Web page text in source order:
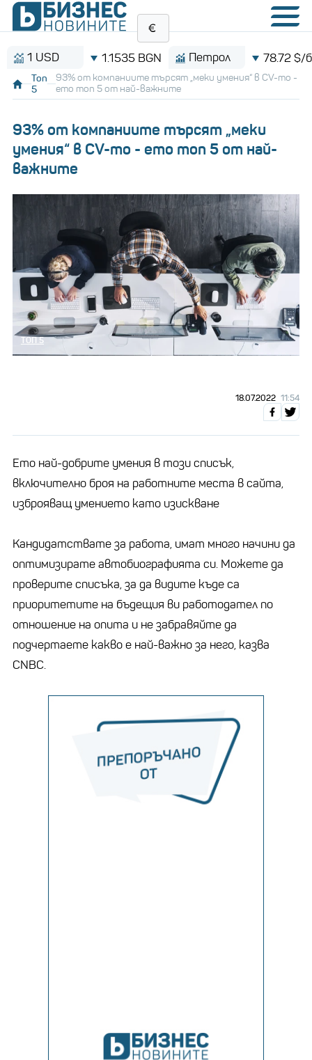
USD 1.1535 BGN Петрол 78.72 $/барел
Топ
5
93% от компаниите търсят „меки умения“ в CV-то -
ето топ 5 от най-важните
93% от компаниите търсят „меки
умения“ в CV-то - ето топ 5 от най-
важните
ТОП 5
18.07.2022 11:54
Ето най-добрите умения в този списък,
включително броя на работните места в сайта,
изброяващ умението като изискване
Кандидатствате за работа, имат много начини да
оптимизирате автобиографията си. Можете да
проверите списъка, за да видите къде са
приоритетите на бъдещия ви работодател по
отношение на опита и не забравяйте да
подчертаете какво е най-важно за него, казва
CNBC.